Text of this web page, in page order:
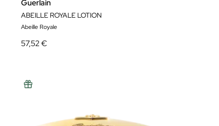
Guerlain
ABEILLE ROYALE LOTION
Abeille Royale
57,52 €